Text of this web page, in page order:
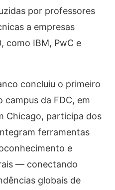
por professores
a empresas
como IBM, PwC e
concluiu o primeiro
da FDC, em
Chicago, participa dos
ferramentas
e
— conectando
globais de